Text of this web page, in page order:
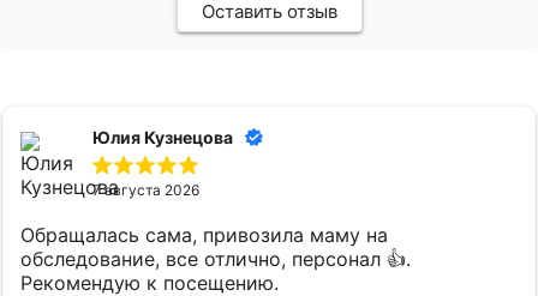
Оставить отзыв
Юлия Кузнецова
7 августа 2026
Обращалась сама, привозила маму на
обследование, все отлично, персонал 👍.
Рекомендую к посещению.